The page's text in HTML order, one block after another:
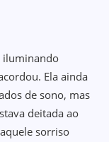
iluminando
Ela ainda
de sono, mas
deitada ao
sorriso